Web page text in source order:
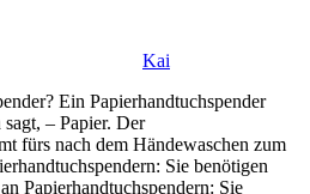
Kai
Ein Papierhandtuchspender
– Papier. Der
fürs nach dem Händewaschen zum
Sie benötigen
Papierhandtuchspendern: Sie